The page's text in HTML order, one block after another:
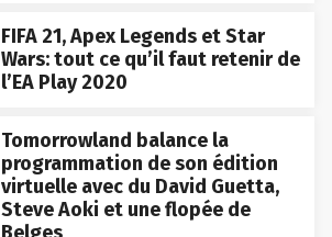
FIFA 21, Apex Legends et Star
Wars: tout ce qu’il faut retenir de
l’EA Play 2020
Tomorrowland balance la
programmation de son édition
virtuelle avec du David Guetta,
Steve Aoki et une flopée de